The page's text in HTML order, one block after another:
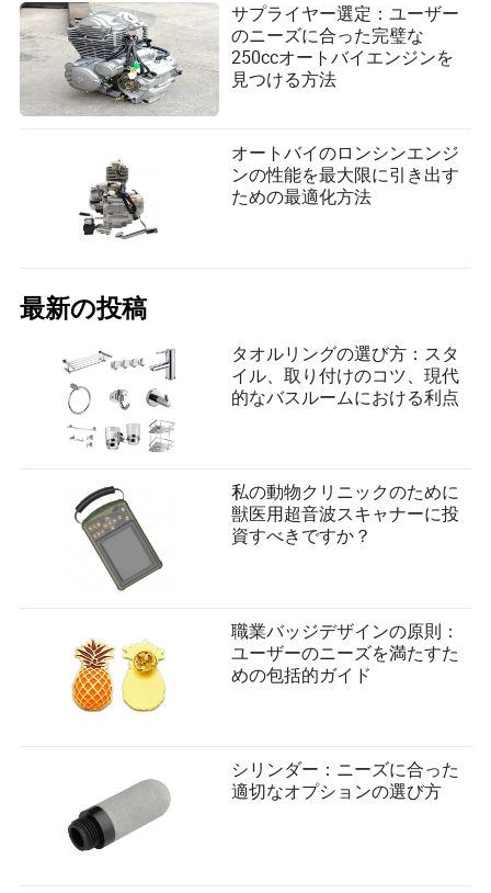
サプライヤー選定：ユーザー
のニーズに合った完璧な
250ccオートバイエンジンを
見つける方法
オートバイのロンシンエンジ
ンの性能を最大限に引き出す
ための最適化方法
最新の投稿
タオルリングの選び方：スタ
イル、取り付けのコツ、現代
的なバスルームにおける利点
私の動物クリニックのために
獣医用超音波スキャナーに投
資すべきですか？
職業バッジデザインの原則：
ユーザーのニーズを満たすた
めの包括的ガイド
シリンダー：ニーズに合った
適切なオプションの選び方